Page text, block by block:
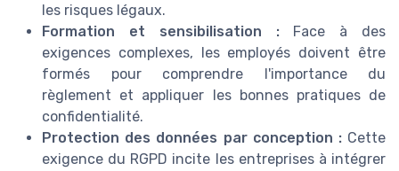
les risques légaux.
Formation et sensibilisation :Face à des
exigences complexes, les employés doivent être
formés pour comprendre l'importance du
règlement et appliquer les bonnes pratiques de
confidentialité.
Protection des données par conception :Cette
exigence du RGPD incite les entreprises à intégrer